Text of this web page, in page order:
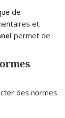
de
et
permet de :
des normes